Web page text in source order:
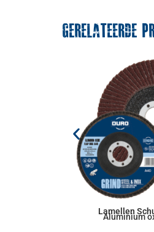
GERELATEERDE
Lamellen
Aluminium